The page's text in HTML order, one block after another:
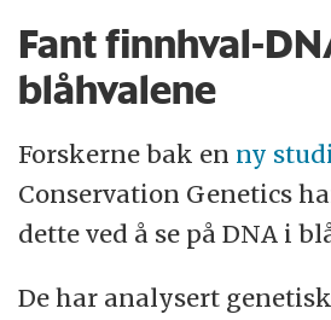
Fant finnhval-
blåhvalene
Forskerne bak en ny
Conservation Genetics
dette ved å se på DNA i
De har analysert